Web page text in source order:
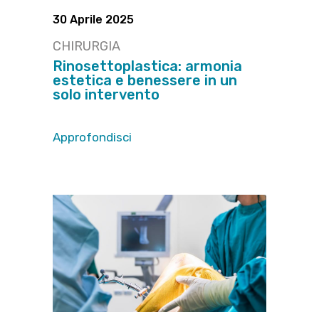
30 Aprile 2025
CHIRURGIA
Rinosettoplastica: armonia
estetica e benessere in un
solo intervento
Approfondisci